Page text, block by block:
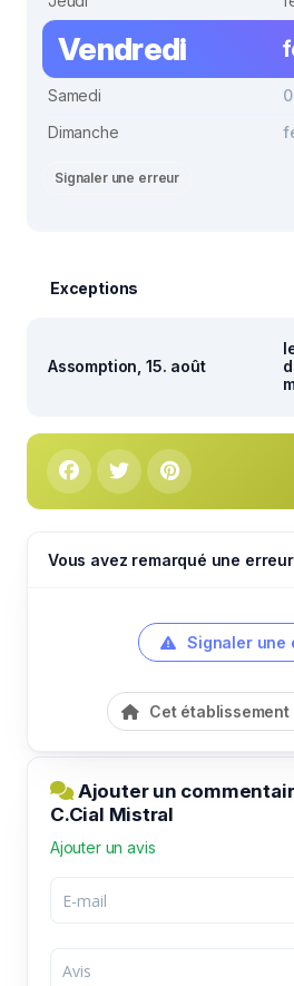
Vendredi
Samedi
Dimanche
Signaler une erreur
Exceptions
Assomption, 15. août
Vous avez remarqué une
Signaler une
Cet établissement
Ajouter un
C.Cial Mistral
Ajouter un avis